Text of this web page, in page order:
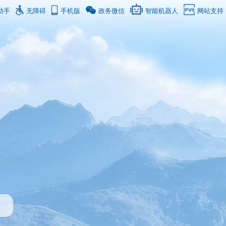
手 无障碍 手机版 政务微信 智能机器人 网站支持